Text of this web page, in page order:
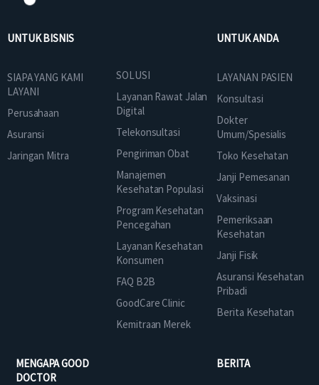
UNTUK BISNIS
SIAPA YANG KAMI
LAYANI
Perusahaan
Asuransi
Jaringan Mitra
SOLUSI
Layanan Rawat Jalan
Digital
Telekonsultasi
Pengiriman Obat
Manajemen
Kesehatan Populasi
Program Kesehatan
Pencegahan
Layanan Kesehatan
Konsumen
FAQ B2B
GoodCare Clinic
Kemitraan Merek
UNTUK ANDA
LAYANAN PASIEN
Konsultasi
Dokter
Umum/Spesialis
Toko Kesehatan
Janji Pemesanan
Vaksinasi
Pemeriksaan
Kesehatan
Janji Fisik
Asuransi Kesehatan
Pribadi
Berita Kesehatan
MENGAPA GOOD
DOCTOR
BERITA